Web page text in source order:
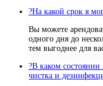
?На какой срок я
Вы можете
одного дня до
тем выгоднее для
?В каком
чистка и